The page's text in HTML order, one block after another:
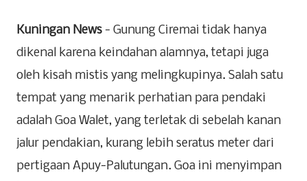
Kuningan News - Gunung Ciremai tidak hanya
dikenal karena keindahan alamnya, tetapi juga
oleh kisah mistis yang melingkupinya. Salah satu
tempat yang menarik perhatian para pendaki
adalah Goa Walet, yang terletak di sebelah kanan
jalur pendakian, kurang lebih seratus meter dari
pertigaan Apuy-Palutungan. Goa ini menyimpan